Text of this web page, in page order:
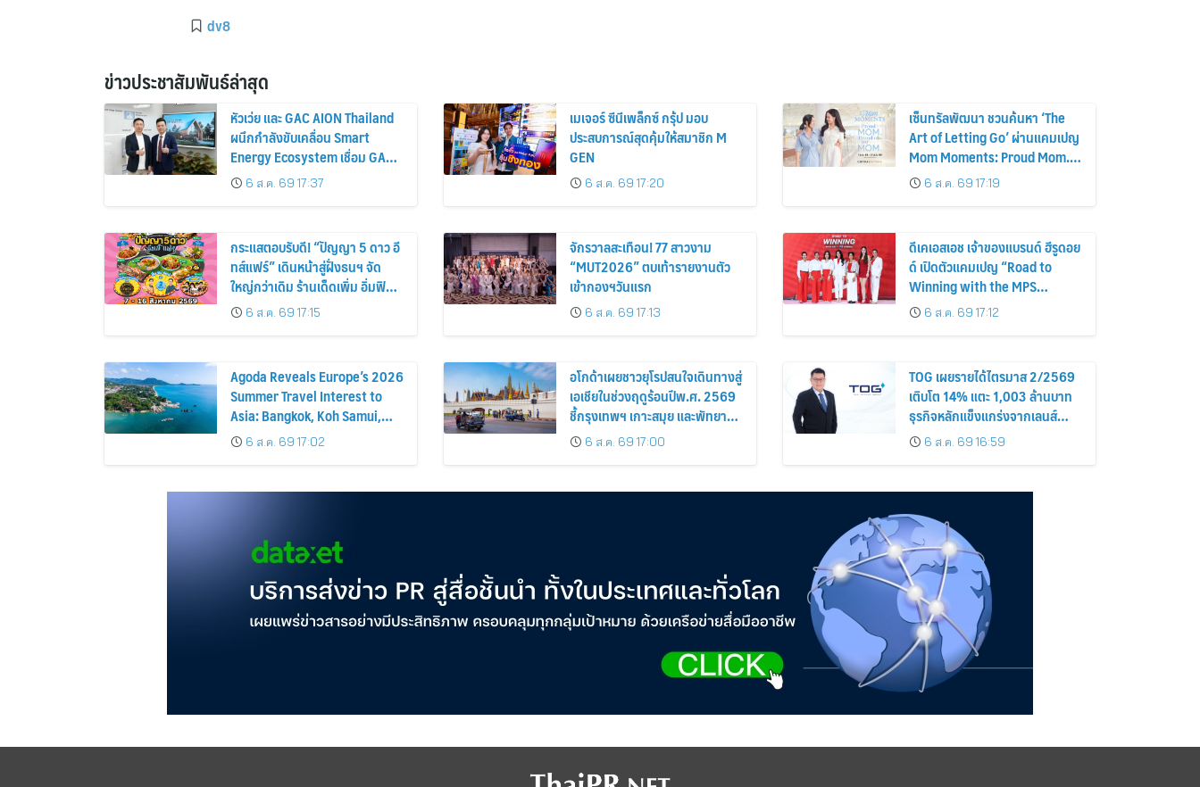
dv8
ข่าวประชาสัมพันธ์ล่าสุด
หัวเว่ย และ GAC AION Thailand
ผนึกกำลังขับเคลื่อน Smart
Energy Ecosystem เชื่อม GAC
GN8 PHEV รถยนต์ MPV ระดับ
พรีเมียม เข้ากับพลังงานแสง
6 ส.ค. 69 17:37
เมเจอร์ ซีนีเพล็กซ์ กรุ้ป มอบ
ประสบการณ์สุดคุ้มให้สมาชิก M
GEN
6 ส.ค. 69 17:20
เซ็นทรัลพัฒนา ชวนค้นหา ‘The
Art of Letting Go’ ผ่านแคมเปญ
Mom Moments: Proud Mom.
Proud of My Mom.
6 ส.ค. 69 17:19
กระแสตอบรับดี! “ปัญญา 5 ดาว อี
ทส์แฟร์” เดินหน้าสู่ฝั่งธนฯ จัด
ใหญ่กว่าเดิม ร้านเด็ดเพิ่ม อิ่มฟิน
10 วันเต็ม!
6 ส.ค. 69 17:15
จักรวาลสะเทือน! 77 สาวงาม
“MUT2026” ตบเท้ารายงานตัว
เข้ากองฯวันแรก
6 ส.ค. 69 17:13
ดีเคเอสเอช เจ้าของแบรนด์ ฮีรูดอย
ด์ เปิดตัวแคมเปญ “Road to
Winning with the MPS
Science”
6 ส.ค. 69 17:12
Agoda Reveals Europe’s 2026
Summer Travel Interest to
Asia: Bangkok, Koh Samui,
and Pattaya Among the Top
Cities
6 ส.ค. 69 17:02
อโกด้าเผยชาวยุโรปสนใจเดินทางสู่
เอเชียในช่วงฤดูร้อนปีพ.ศ. 2569
ชี้กรุงเทพฯ เกาะสมุย และพัทยา
ติดอันดับเมืองยอดนิยม
6 ส.ค. 69 17:00
TOG เผยรายได้ไตรมาส 2/2569
เติบโต 14% แตะ 1,003 ล้านบาท
ธุรกิจหลักแข็งแกร่งจากเลนส์
มูลค่าเพิ่ม และการขยายตลาดต่าง
ประเทศ พร้อมเดินหน้าลงทุนเพื่อ
6 ส.ค. 69 16:59